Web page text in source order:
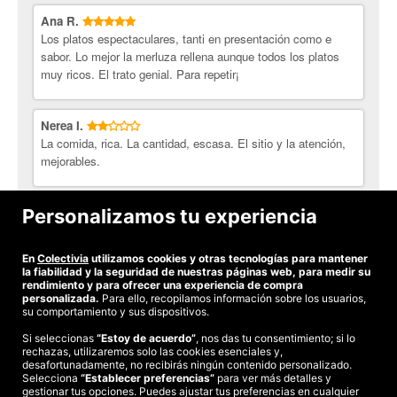
Ana R.
Los platos espectaculares, tanti en presentación como e
sabor. Lo mejor la merluza rellena aunque todos los platos
muy ricos. El trato genial. Para repetir¡
Nerea I.
La comida, rica. La cantidad, escasa. El sitio y la atención,
mejorables.
Frank Andres M.
Estaba todo muy bien presentado y muy rico.
Ver todas las opiniones
©2026 Colectivia
Términos y condiciones|Política de privacidad|Política de cookies
Personalizamos tu experiencia
En Colectivia utilizamos cookies y otras tecnologías para mantener
la fiabilidad y la seguridad de nuestras páginas web, para medir su
rendimiento y para ofrecer una experiencia de compra
personalizada. Para ello, recopilamos información sobre los usuarios,
su comportamiento y sus dispositivos.
Si seleccionas “Estoy de acuerdo”, nos das tu consentimiento; si lo
rechazas, utilizaremos solo las cookies esenciales y,
desafortunadamente, no recibirás ningún contenido personalizado.
Selecciona “Establecer preferencias” para ver más detalles y
gestionar tus opciones. Puedes ajustar tus preferencias en cualquier